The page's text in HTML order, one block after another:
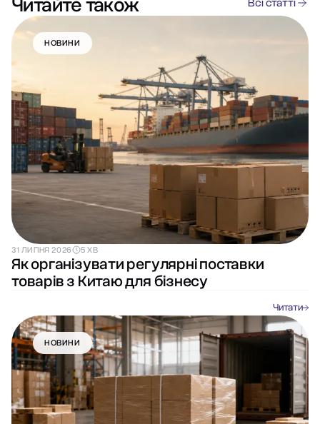
НОВИНИ
31 ЛИПНЯ 2026 5 ХВ
Як організувати регулярні поставки
товарів з Китаю для бізнесу
Читати
НОВИНИ